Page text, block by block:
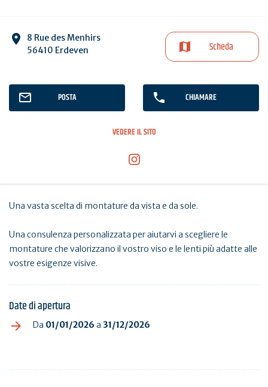
8 Rue des Menhirs
56410 Erdeven
Scheda
POSTA CHIAMARE
VEDERE IL SITO
Una vasta scelta di montature da vista e da sole.
Una consulenza personalizzata per aiutarvi a scegliere le
montature che valorizzano il vostro viso e le lenti più adatte alle
vostre esigenze visive.
Date di apertura
Da 01/01/2026 a 31/12/2026